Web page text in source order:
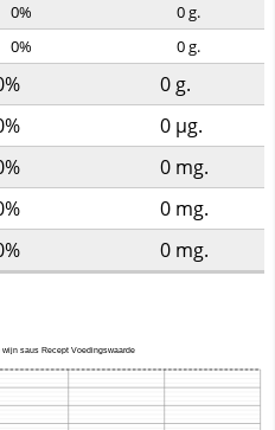
0% 0g.
0% 0g.
0g.
0 µg.
0 mg.
0 mg.
0 mg.